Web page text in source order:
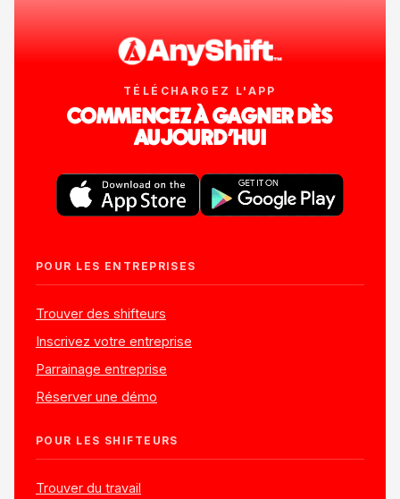
TÉLÉCHARGEZ L'APP
COMMENCEZ À GAGNER DÈS
AUJOURD'HUI
POUR LES ENTREPRISES
Trouver des shifteurs
Inscrivez votre entreprise
Parrainage entreprise
Réserver une démo
POUR LES SHIFTEURS
Trouver du travail